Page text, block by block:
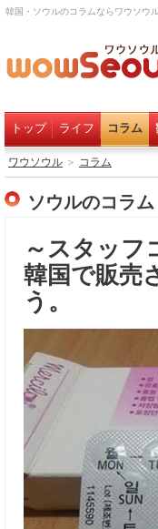
韓国・ソウルのコラムならワウソウ
トップ ライフ コラム
ワウソウル ＞ コラム
ソウルのコラム
～スタッフ
韓国で販売
う。